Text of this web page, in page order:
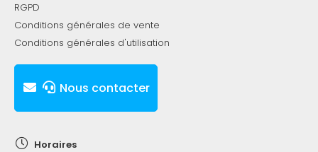
RGPD
Conditions générales de vente
Conditions générales d'utilisation
Nous contacter
Horaires